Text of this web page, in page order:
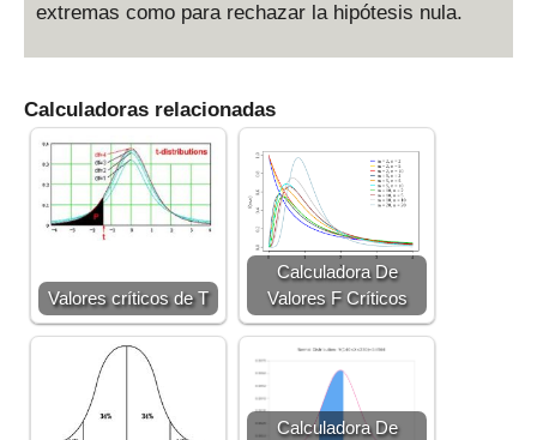
extremas como para rechazar la hipótesis nula.
Calculadoras relacionadas
Valores críticos de T
Calculadora De
Valores F Críticos
Calculadora De